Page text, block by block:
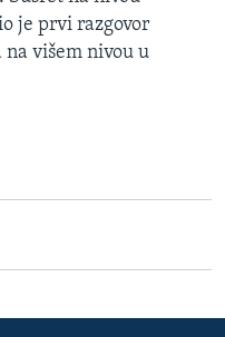
je prvi razgovor
višem nivou u